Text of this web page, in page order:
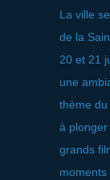
La ville
de la
20 et 21
une
thème
à
grands
moments